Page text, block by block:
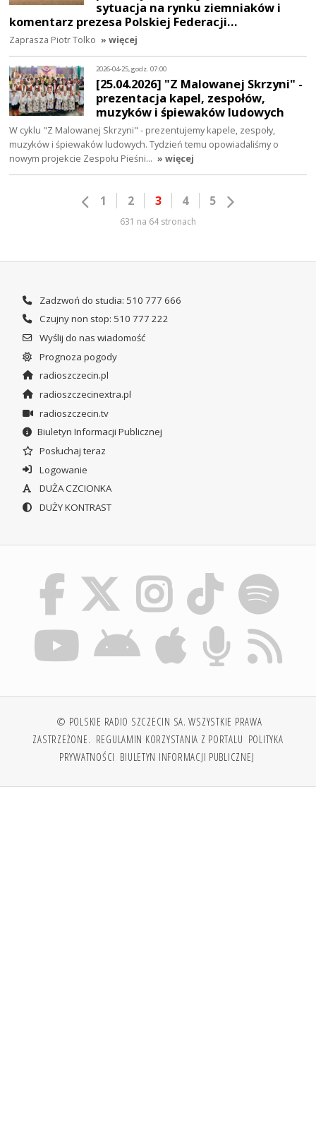
sytuacja na rynku ziemniaków i
komentarz prezesa Polskiej Federacji…
Zaprasza Piotr Tolko » więcej
2026-04-25, godz. 07:00
[25.04.2026] "Z Malowanej Skrzyni" -
prezentacja kapel, zespołów,
muzyków i śpiewaków ludowych
W cyklu "Z Malowanej Skrzyni" - prezentujemy kapele, zespoły,
muzyków i śpiewaków ludowych. Tydzień temu opowiadaliśmy o
nowym projekcie Zespołu Pieśni… » więcej
1 2 3 4 5
631 na 64 stronach
Zadzwoń do studia: 510 777 666
Czujny non stop: 510 777 222
Wyślij do nas wiadomość
Prognoza pogody
radioszczecin.pl
radioszczecinextra.pl
radioszczecin.tv
Biuletyn Informacji Publicznej
Posłuchaj teraz
Logowanie
DUŻA CZCIONKA
DUŻY KONTRAST
© POLSKIE RADIO SZCZECIN SA. WSZYSTKIE PRAWA
ZASTRZEŻONE. REGULAMIN KORZYSTANIA Z PORTALU POLITYKA
PRYWATNOŚCI BIULETYN INFORMACJI PUBLICZNEJ